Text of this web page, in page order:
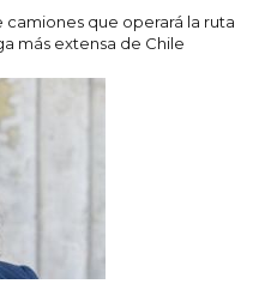
que operará la ruta
más extensa de Chile